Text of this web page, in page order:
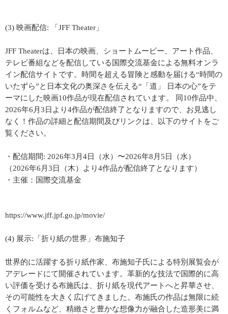
(3) 映画配信: 「JFF Theater」
JFF Theaterは、日本の映画、ショートムービー、アート作品、
テレビ番組などを配信している国際交流基金による無料オンラ
イン配信サイトです。時間を超える冒険と感動を届ける“時間の
いたずら”と日本文化の奥深さを伝える“「道」 日本の心”をテ
ーマにした映画10作品が現在配信されています。 同10作品中、
2026年6月3日より4作品が配信終了となりますので、お見逃し
なく！作品の詳細と配信期間及びリンクは、以下のサイトをご
覧ください。
・配信期間: 2026年3月4日（水）〜2026年8月5日（水）
（2026年6月3日（木）より4作品が配信終了となります）
・主催：国際交流基金
https://www.jff.jpf.go.jp/movie/
(4) 展示:「折り紙の世界」布施知子
世界的に活躍する折り紙作家、布施知子氏による特別展覧会が
アデレードにて開催されています。革新的な技法で国際的に高
い評価を受ける布施氏は、折り紙を現代アートへと昇華させ、
その可能性を大きく広げてきました。布施氏の作品は無限に続
くフォルムなど、精緻さと豊かな想像力が融合した造形美に満